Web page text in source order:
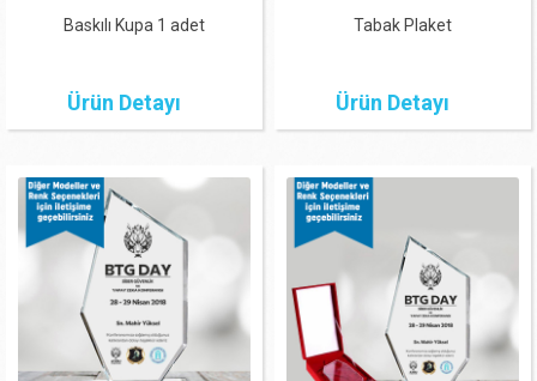
Baskılı Kupa 1 adet
Ürün Detayı
Tabak Plaket
Ürün Detayı